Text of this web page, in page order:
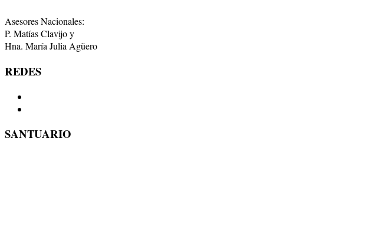
Asesores Nacionales:
P. Matías Clavijo y
Hna. María Julia Agüero
REDES
SANTUARIO